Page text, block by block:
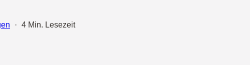
· 4 Min. Lesezeit